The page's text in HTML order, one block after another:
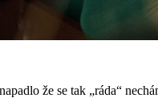
že se tak „ráda“